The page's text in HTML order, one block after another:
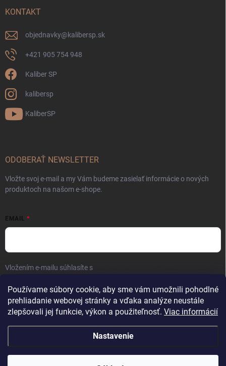
Používame súbory cookie, aby sme vám umožnili pohodlné
prehliadanie webovej stránky a vďaka analýze neustále
zlepšovali jej funkcie, výkon a použiteľnosť. Viac informácií
Nastavenie
KONTAKT
objednavky@kalibersp.sk
+421 905 754 948
Kaliber SP
kalibersp
KaliberSP
ODOBERAŤ NEWSLETTER
Vložte svoj e-mail a my Vám budeme zasielať informácie o nových
produktoch na našom e-shope.
EMAIL
Vložením e-mailu súhlasíte s
Prihlásiť sa